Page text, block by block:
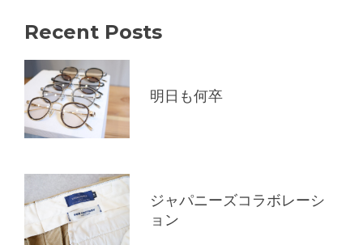
Recent Posts
明日も何卒
ジャパニーズコラボレーシ
ョン